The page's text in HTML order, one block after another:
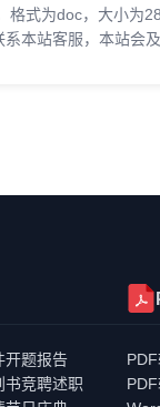
式为doc，大小为
本站客服，本站会及
开题报告
书竞聘述职